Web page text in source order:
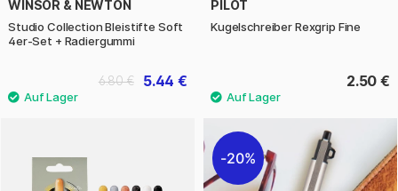
WINSOR & NEWTON
Studio Collection Bleistifte Soft
4er-Set + Radiergummi
5.44 €
6.80 €
PILOT
Kugelschreiber Rexgrip Fine
2.50 €
20%